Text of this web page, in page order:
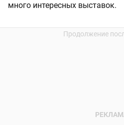
много интересных выставок.